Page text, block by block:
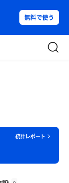
無料で使う
統計レポート